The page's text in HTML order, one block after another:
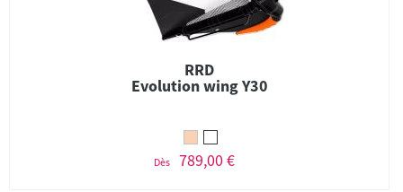
RRD
Evolution wing Y30
Dès 789,00 €